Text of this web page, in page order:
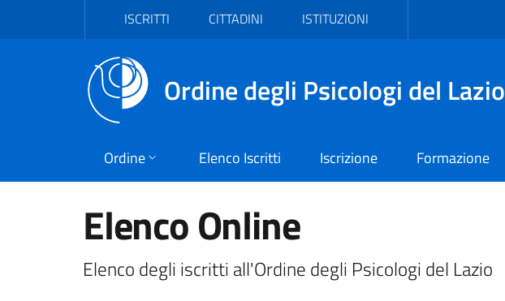
Vai al contenuto principale
ISCRITTI CITTADINI ISTITUZIONI
Ordine degli Psicologi del Lazio
Ordine Elenco Iscritti Iscrizione Formazione
Elenco Online
Elenco degli iscritti all'Ordine degli Psicologi del Lazio